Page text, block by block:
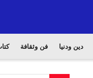
دين ودنيا فن وثقافة